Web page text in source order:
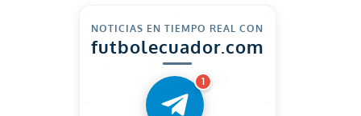
NOTICIAS EN TIEMPO REAL CON
futbolecuador.com
1